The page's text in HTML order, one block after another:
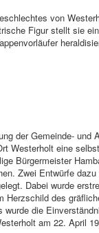
von
Figur stellt sie
der Gemeinde- und
Westerholt eine
Bürgermeister
Zwei Entwürfe
Dabei wurde
des
die
am 22. April